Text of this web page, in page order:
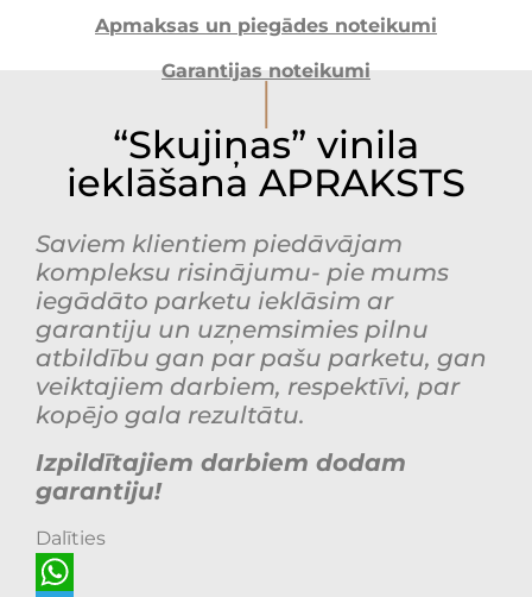
Apmaksas un piegādes noteikumi
Garantijas noteikumi
I
“Skujiņas” vinila
ieklāšana APRAKSTS
Saviem klientiem piedāvājam
kompleksu risinājumu- pie mums
iegādāto parketu ieklāsim ar
garantiju un uzņemsimies pilnu
atbildību gan par pašu parketu, gan
veiktajiem darbiem, respektīvi, par
kopējo gala rezultātu.
Izpildītajiem darbiem dodam
garantiju!
Dalīties